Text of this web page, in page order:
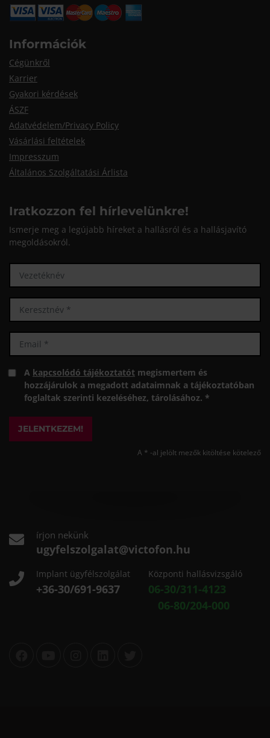
Információk
Cégünkről
Karrier
Gyakori kérdések
ÁSZF
Adatvédelem/Privacy Policy
Vásárlási feltételek
Impresszum
Általános Szolgáltatási Árlista
Iratkozzon fel hírlevelünkre!
Ismerje meg a legújabb híreket a hallásról és a hallásjavító
megoldásokról.
A kapcsolódó tájékoztatót megismertem és
hozzájárulok a megadott adataimnak a tájékoztatóban
foglaltak szerinti kezeléséhez, tárolásához. *
JELENTKEZEM!
A * -al jelölt mezők kitöltése kötelező
írjon nekünk
ugyfelszolgalat@victofon.hu
Implant ügyfélszolgálat
+36-30/691-9637
Központi hallásvizsgáló
06-30/311-4123
06-80/204-000